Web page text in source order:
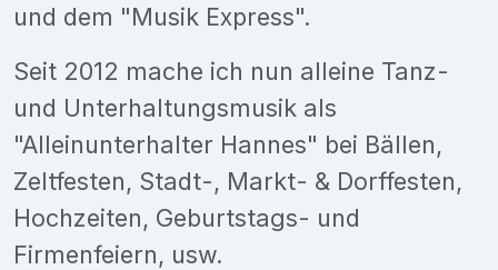
und dem "Musik Express".
Seit 2012 mache ich nun alleine Tanz-
und Unterhaltungsmusik als
"Alleinunterhalter Hannes" bei Bällen,
Zeltfesten, Stadt-, Markt- & Dorffesten,
Hochzeiten, Geburtstags- und
Firmenfeiern, usw.